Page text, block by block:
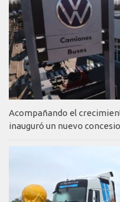
Acompañando el
inauguró un nuevo